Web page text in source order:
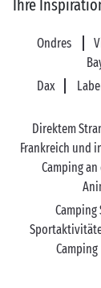
Ihre
Ondres
Dax
Direktem
Frankreich und
Camping
Camping